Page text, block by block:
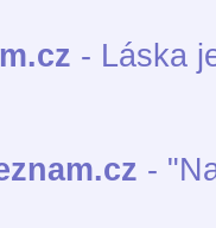
- Láska
-